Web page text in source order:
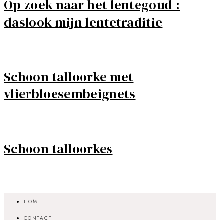
Op zoek naar het lentegoud :
daslook mijn lentetraditie
Schoon talloorke met
vlierbloesembeignets
Schoon talloorkes
HOME
CONTACT